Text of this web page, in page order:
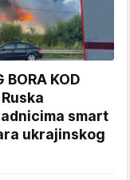
BORA KOD
smart
ukrajinskog